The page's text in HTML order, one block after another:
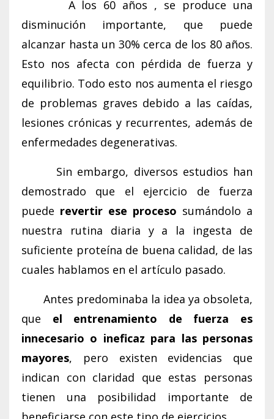
A los 60 años , se produce una
disminución importante, que puede
alcanzar hasta un 30% cerca de los 80 años.
Esto nos afecta con pérdida de fuerza y
equilibrio. Todo esto nos aumenta el riesgo
de problemas graves debido a las caídas,
lesiones crónicas y recurrentes, además de
enfermedades degenerativas.
Sin embargo, diversos estudios han
demostrado que el ejercicio de fuerza
puede revertir ese proceso sumándolo a
nuestra rutina diaria y a la ingesta de
suficiente proteína de buena calidad, de las
cuales hablamos en el artículo pasado.
Antes predominaba la idea ya obsoleta,
que el entrenamiento de fuerza es
innecesario o ineficaz para las personas
mayores, pero existen evidencias que
indican con claridad que estas personas
tienen una posibilidad importante de